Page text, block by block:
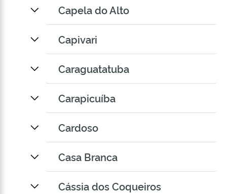
Capela do Alto
Capivari
Caraguatatuba
Carapicuíba
Cardoso
Casa Branca
Cássia dos Coqueiros